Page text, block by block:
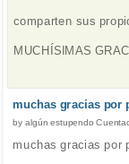
comparten sus
MUCHÍSIMAS
muchas gracias por
by algún estupendo
muchas gracias por